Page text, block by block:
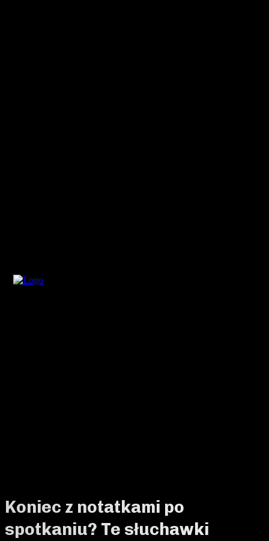
Koniec z notatkami po
spotkaniu? Te słuchawki